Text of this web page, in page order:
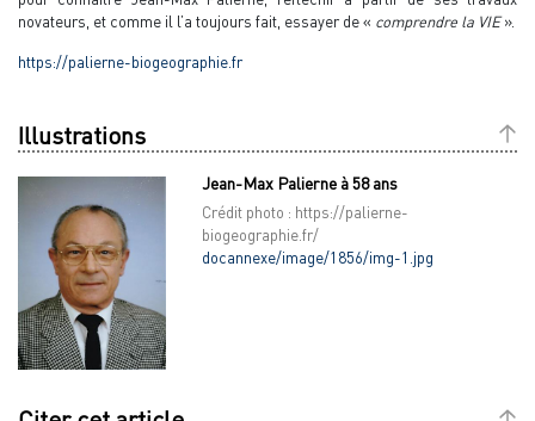
novateurs, et comme il l’a toujours fait, essayer de « comprendre la VIE».
https://palierne-biogeographie.fr
Illustrations
Jean-Max Palierne à 58 ans
Crédit photo : https://palierne-
biogeographie.fr/
docannexe/image/1856/img-1.jpg